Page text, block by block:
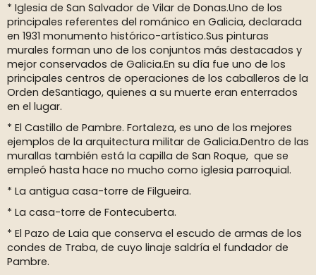
* Iglesia de San Salvador de Vilar de Donas.Uno de los
principales referentes del románico en Galicia, declarada
en 1931 monumento histórico-artístico.Sus pinturas
murales forman uno de los conjuntos más destacados y
mejor conservados de Galicia.En su día fue uno de los
principales centros de operaciones de los caballeros de la
Orden deSantiago, quienes a su muerte eran enterrados
en el lugar.
* El Castillo de Pambre. Fortaleza, es uno de los mejores
ejemplos de la arquitectura militar de Galicia.Dentro de las
murallas también está la capilla de San Roque, que se
empleó hasta hace no mucho como iglesia parroquial.
* La antigua casa-torre de Filgueira.
* La casa-torre de Fontecuberta.
* El Pazo de Laia que conserva el escudo de armas de los
condes de Traba, de cuyo linaje saldría el fundador de
Pambre.